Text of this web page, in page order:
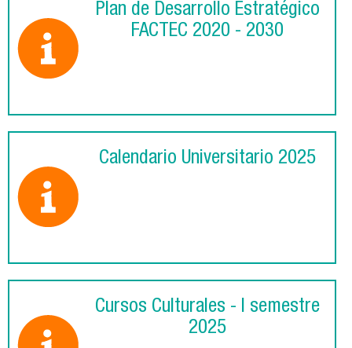
Plan de Desarrollo Estratégico
FACTEC 2020 - 2030
Calendario Universitario 2025
Cursos Culturales - I semestre
2025